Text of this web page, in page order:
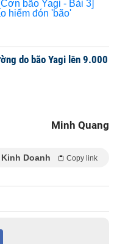
do bão Yagi lên 9.000
Minh Quang
Doanh Copy link